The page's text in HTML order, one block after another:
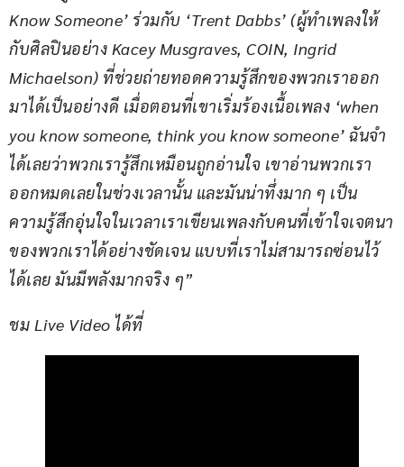
Know Someone’ ร่วมกับ ‘Trent Dabbs’ (ผู้ทำเพลงให้
กับศิลปินอย่าง Kacey Musgraves, COIN, Ingrid
Michaelson) ที่ช่วยถ่ายทอดความรู้สึกของพวกเราออก
มาได้เป็นอย่างดี เมื่อตอนที่เขาเริ่มร้องเนื้อเพลง ‘when
you know someone, think you know someone’ ฉันจำ
ได้เลยว่าพวกเรารู้สึกเหมือนถูกอ่านใจ เขาอ่านพวกเรา
ออกหมดเลยในช่วงเวลานั้น และมันน่าทึ่งมาก ๆ เป็น
ความรู้สึกอุ่นใจในเวลาเราเขียนเพลงกับคนที่เข้าใจเจตนา
ของพวกเราได้อย่างชัดเจน แบบที่เราไม่สามารถซ่อนไว้
ได้เลย มันมีพลังมากจริง ๆ”
ชม Live Video ได้ที่